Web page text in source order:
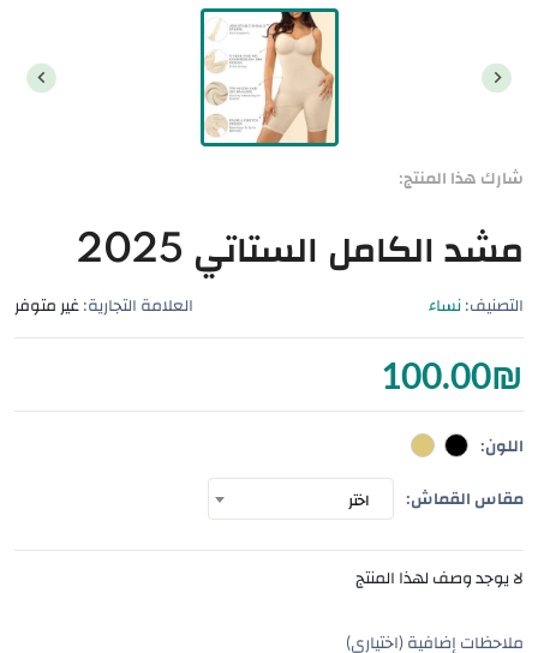
شارك هذا المنتج:
مشد الكامل الستاتي 2025
التصنيف: نساء العلامة التجارية: غير متوفر
100.00₪
اللون:
مقاس القماش: اختر
لا يوجد وصف لهذا المنتج
ملاحظات إضافية (اختياري)